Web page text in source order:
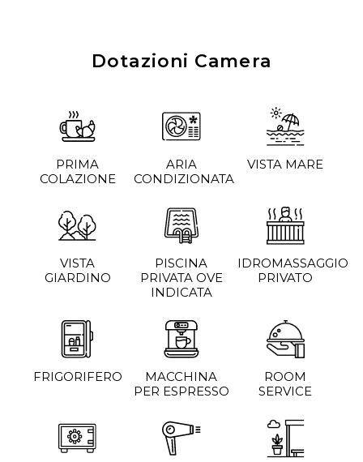
Dotazioni Camera
PRIMA
COLAZIONE
ARIA
CONDIZIONATA
VISTA MARE
VISTA
GIARDINO
PISCINA
PRIVATA OVE
INDICATA
IDROMASSAGGIO
PRIVATO
FRIGORIFERO
MACCHINA
PER ESPRESSO
ROOM
SERVICE